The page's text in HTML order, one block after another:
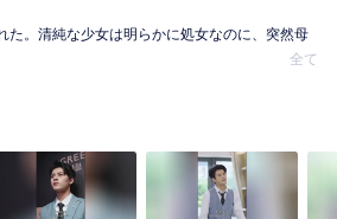
た。清純な少女は明らかに処女なのに、突然母
全て